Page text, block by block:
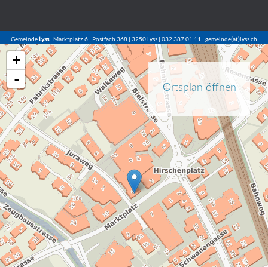
GemeindeLyss| Marktplatz 6 | Postfach 368 | 3250 Lyss | 032 387 01 11 | gemeinde(at)lyss.ch